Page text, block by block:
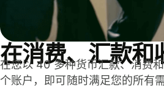
在消费、汇款和
在您以 40 多种货币汇款、消费
个账户，即可随时满足您的所有需